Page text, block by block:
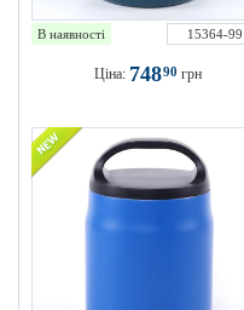
В наявності 15364-99
Ціна: 74890 грн